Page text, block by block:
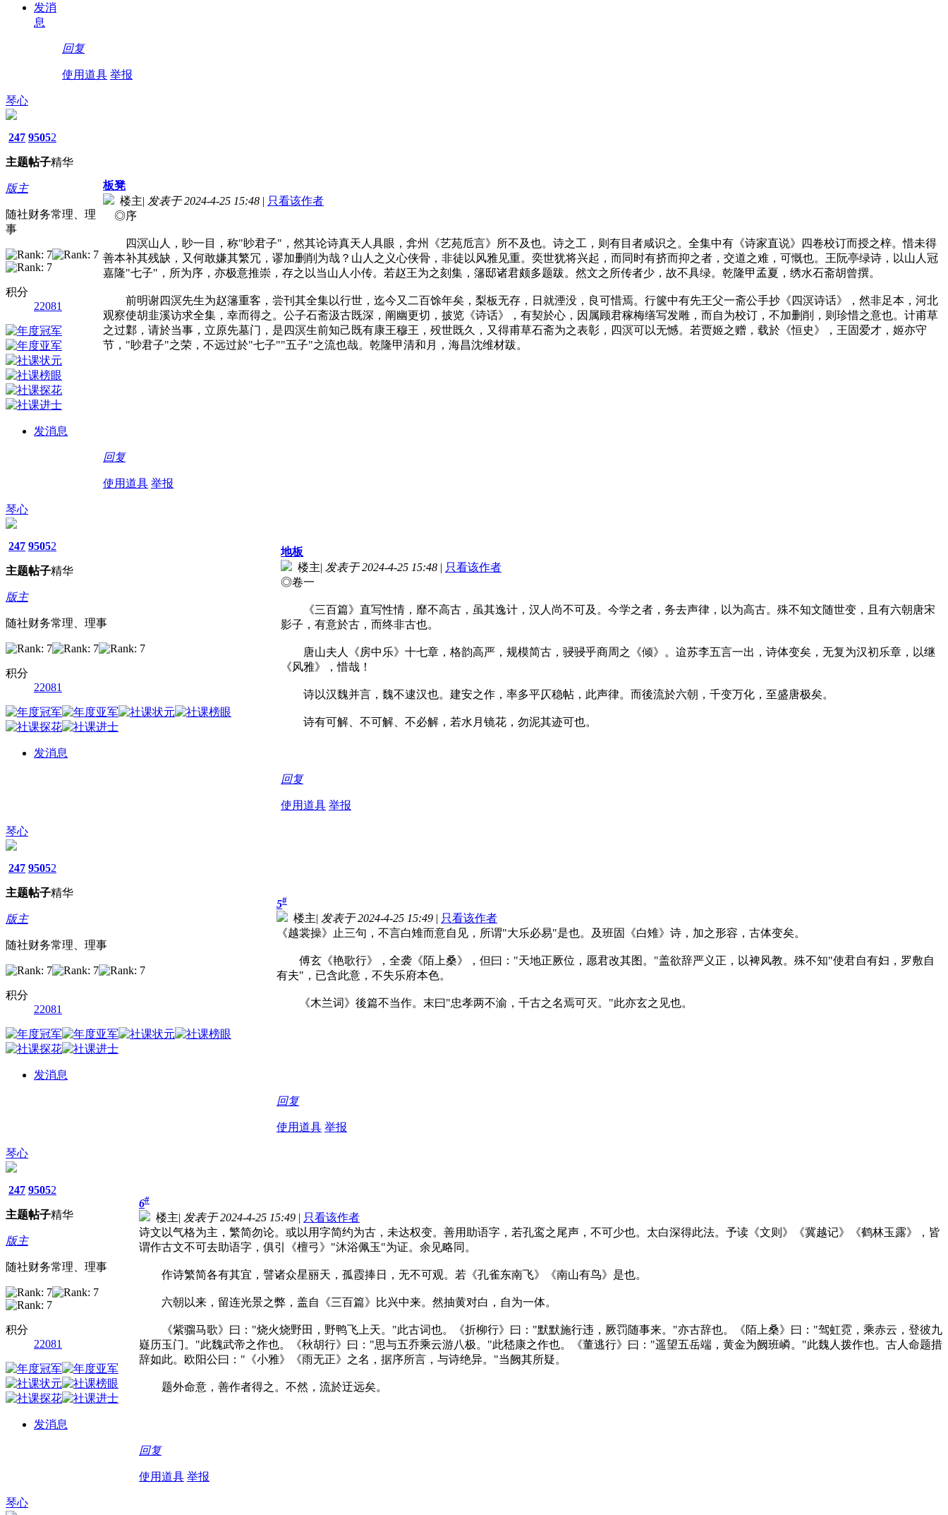
发消
息
回复
使用道具 举报
琴心
247
主题
9505
帖子
2
精华
版主
随社财务常理、理
事
积分
22081
发消息
板凳
楼主| 发表于 2024-4-25 15:48 | 只看该作者
◎序
四溟山人，眇一目，称"眇君子"，然其论诗真天人具眼，弇州《艺苑卮言》所不及也。诗之工，则有目者咸识之。全集中有《诗家直说》四卷校订而授之梓。惜未得
善本补其残缺，又何敢嫌其繁冗，谬加删削为哉？山人之义心侠骨，非徒以风雅见重。奕世犹将兴起，而同时有挤而抑之者，交道之难，可慨也。王阮亭绿诗，以山人冠
嘉隆"七子"，所为序，亦极意推崇，存之以当山人小传。若赵王为之刻集，籓邸诸君颇多题跋。然文之所传者少，故不具绿。乾隆甲孟夏，绣水石斋胡曾撰。
前明谢四溟先生为赵籓重客，尝刊其全集以行世，迄今又二百馀年矣，梨板无存，日就湮没，良可惜焉。行箧中有先王父一斋公手抄《四溟诗话》，然非足本，河北
观察使胡韭溪访求全集，幸而得之。公子石斋汲古既深，阐幽更切，披览《诗话》，有契於心，因属顾君稼梅缮写发雕，而自为校订，不加删削，则珍惜之意也。计甫草
之过鄴，请於当事，立原先墓门，是四溟生前知己既有康王穆王，殁世既久，又得甫草石斋为之表彰，四溟可以无憾。若贾姬之赠，载於《恒史》，王固爱才，姬亦守
节，"眇君子"之荣，不远过於"七子""五子"之流也哉。乾隆甲清和月，海昌沈维材跋。
回复
使用道具 举报
琴心
247
主题
9505
帖子
2
精华
版主
随社财务常理、理事
积分
22081
发消息
地板
楼主| 发表于 2024-4-25 15:48 | 只看该作者
◎卷一
《三百篇》直写性情，靡不高古，虽其逸计，汉人尚不可及。今学之者，务去声律，以为高古。殊不知文随世变，且有六朝唐宋
影子，有意於古，而终非古也。
唐山夫人《房中乐》十七章，格韵高严，规模简古，骎骎乎商周之《倾》。迨苏李五言一出，诗体变矣，无复为汉初乐章，以继
《风雅》，惜哉！
诗以汉魏并言，魏不逮汉也。建安之作，率多平仄稳帖，此声律。而後流於六朝，千变万化，至盛唐极矣。
诗有可解、不可解、不必解，若水月镜花，勿泥其迹可也。
回复
使用道具 举报
琴心
247
主题
9505
帖子
2
精华
版主
随社财务常理、理事
积分
22081
发消息
5#
楼主| 发表于 2024-4-25 15:49 | 只看该作者
《越裳操》止三句，不言白雉而意自见，所谓"大乐必易"是也。及班固《白雉》诗，加之形容，古体变矣。
傅玄《艳歌行》，全袭《陌上桑》，但曰："天地正厥位，愿君改其图。"盖欲辞严义正，以裨风教。殊不知"使君自有妇，罗敷自
有夫"，已含此意，不失乐府本色。
《木兰词》後篇不当作。末曰"忠孝两不渝，千古之名焉可灭。"此亦玄之见也。
回复
使用道具 举报
琴心
247
主题
9505
帖子
2
精华
版主
随社财务常理、理事
积分
22081
发消息
6#
楼主| 发表于 2024-4-25 15:49 | 只看该作者
诗文以气格为主，繁简勿论。或以用字简约为古，未达权变。善用助语字，若孔鸾之尾声，不可少也。太白深得此法。予读《文则》《冀越记》《鹤林玉露》，皆
谓作古文不可去助语字，俱引《檀弓》"沐浴佩玉"为证。余见略同。
作诗繁简各有其宜，譬诸众星丽天，孤霞捧日，无不可观。若《孔雀东南飞》《南山有鸟》是也。
六朝以来，留连光景之弊，盖自《三百篇》比兴中来。然抽黄对白，自为一体。
《紫骝马歌》曰："烧火烧野田，野鸭飞上天。"此古词也。《折柳行》曰："默默施行违，厥罚随事来。"亦古辞也。《陌上桑》曰："驾虹霓，乘赤云，登彼九
嶷历玉门。"此魏武帝之作也。《秋胡行》曰："思与五乔乘云游八极。"此嵇康之作也。《董逃行》曰："遥望五岳端，黄金为阙班嶙。"此魏人拨作也。古人命题措
辞如此。欧阳公曰："《小雅》《雨无正》之名，据序所言，与诗绝异。"当阙其所疑。
题外命意，善作者得之。不然，流於迂远矣。
回复
使用道具 举报
琴心